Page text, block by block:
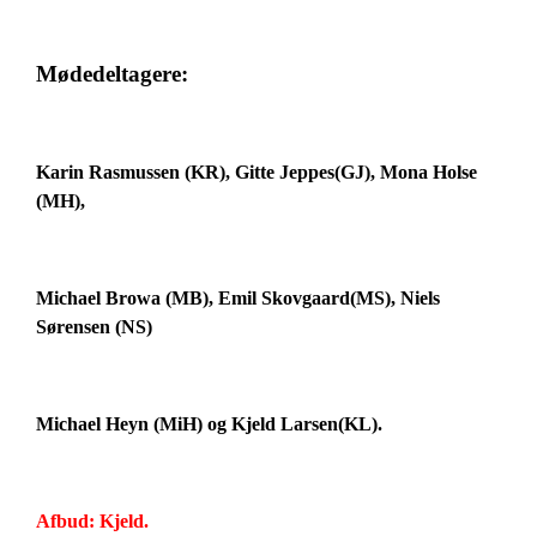
Mødedeltagere:
Karin Rasmussen (KR), Gitte Jeppes(GJ), Mona Holse
(MH),
Michael Browa (MB), Emil Skovgaard(MS), Niels
Sørensen (NS)
Michael Heyn (MiH) og Kjeld Larsen(KL).
Afbud: Kjeld.